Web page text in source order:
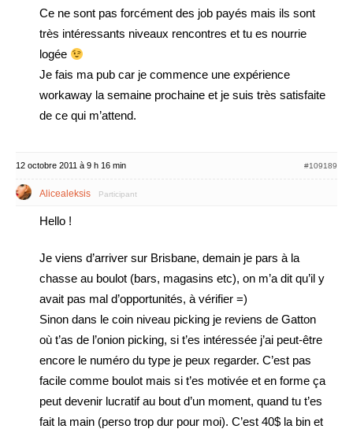
Ce ne sont pas forcément des job payés mais ils sont
très intéressants niveaux rencontres et tu es nourrie
logée
Je fais ma pub car je commence une expérience
workaway la semaine prochaine et je suis très satisfaite
de ce qui m’attend.
12 octobre 2011 à 9 h 16 min #109189
Alicealeksis Participant
Hello !
Je viens d’arriver sur Brisbane, demain je pars à la
chasse au boulot (bars, magasins etc), on m’a dit qu’il y
avait pas mal d’opportunités, à vérifier =)
Sinon dans le coin niveau picking je reviens de Gatton
où t’as de l’onion picking, si t’es intéressée j’ai peut-être
encore le numéro du type je peux regarder. C’est pas
facile comme boulot mais si t’es motivée et en forme ça
peut devenir lucratif au bout d’un moment, quand tu t’es
fait la main (perso trop dur pour moi). C’est 40$ la bin et